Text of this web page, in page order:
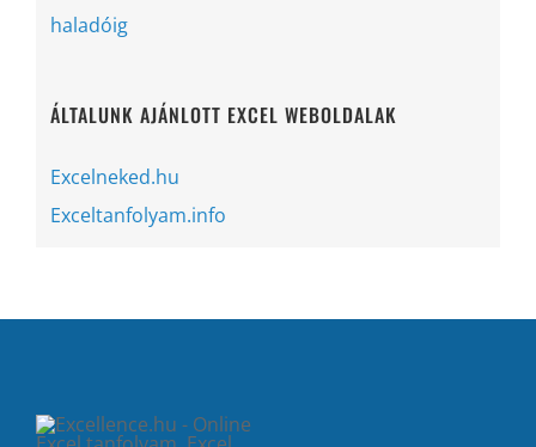
haladóig
ÁLTALUNK AJÁNLOTT EXCEL WEBOLDALAK
Excelneked.hu
Exceltanfolyam.info